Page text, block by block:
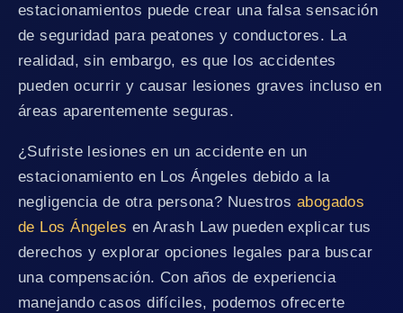
estacionamientos puede crear una falsa sensación
de seguridad para peatones y conductores. La
realidad, sin embargo, es que los accidentes
pueden ocurrir y causar lesiones graves incluso en
áreas aparentemente seguras.
¿Sufriste lesiones en un accidente en un
estacionamiento en Los Ángeles debido a la
negligencia de otra persona? Nuestros abogados
de Los Ángeles en Arash Law pueden explicar tus
derechos y explorar opciones legales para buscar
una compensación. Con años de experiencia
manejando casos difíciles, podemos ofrecerte